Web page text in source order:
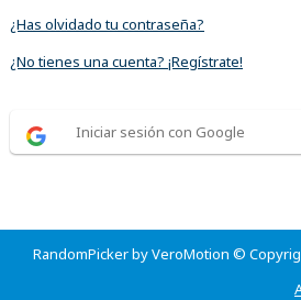
¿Has olvidado tu contraseña?
¿No tienes una cuenta? ¡Regístrate!
Iniciar sesión con Google
RandomPicker by VeroMotion ©